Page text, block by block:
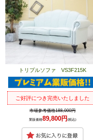
トリプルソファ VS3F215K
ご好評につき完売いたしました
市場参考価格188,000円
業販価格89,800円(税込)